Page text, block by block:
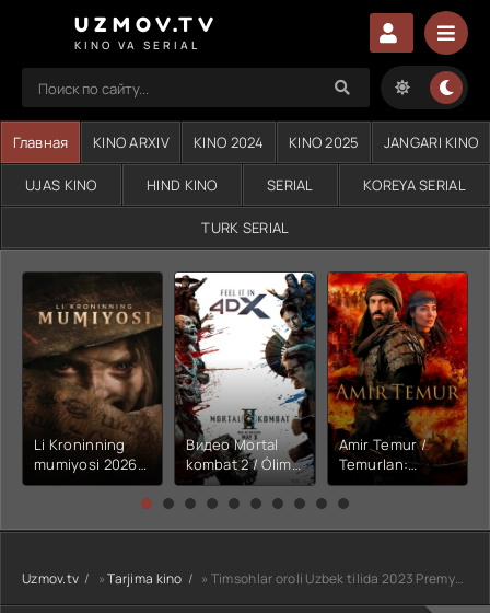
UZMOV.TV
KINO VA SERIAL
Главная KINO ARXIV KINO 2024 KINO 2025 JANGARI KINO
UJAS KINO HIND KINO SERIAL KOREYA SERIAL
TURK SERIAL
Li Kroninning
mumiyosi 2026
(uzbek tilida
kino) tarjima HD
Видео Mortal
kombat 2 / Ólim
jangi 2 (2026)
Uzbek tilida
Amir Temur /
Temurlan:
Fathchining
yuksalishi
tarjima kino Full
HD tas-ix
Uzmov.tv »Tarjima kino » Timsohlar oroli Uzbek tilida 2023 Premyera Tarjima kino 1080p 720p HD skachat